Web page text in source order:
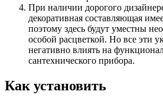
При наличии дорогого
декоративная составляющая
поэтому здесь будут уместны
особой расцветкой. Но все эти
негативно влиять на
сантехнического прибора.
Как установить